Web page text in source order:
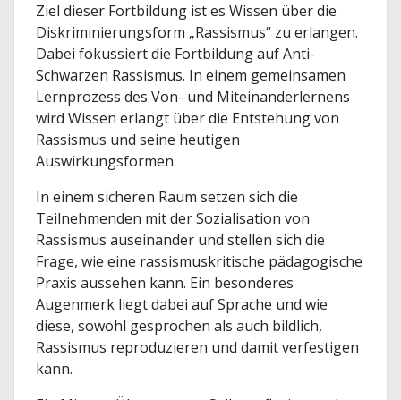
Ziel dieser Fortbildung ist es Wissen über die
Diskriminierungsform „Rassismus“ zu erlangen.
Dabei fokussiert die Fortbildung auf Anti-
Schwarzen Rassismus. In einem gemeinsamen
Lernprozess des Von- und Miteinanderlernens
wird Wissen erlangt über die Entstehung von
Rassismus und seine heutigen
Auswirkungsformen.
In einem sicheren Raum setzen sich die
Teilnehmenden mit der Sozialisation von
Rassismus auseinander und stellen sich die
Frage, wie eine rassismuskritische pädagogische
Praxis aussehen kann. Ein besonderes
Augenmerk liegt dabei auf Sprache und wie
diese, sowohl gesprochen als auch bildlich,
Rassismus reproduzieren und damit verfestigen
kann.